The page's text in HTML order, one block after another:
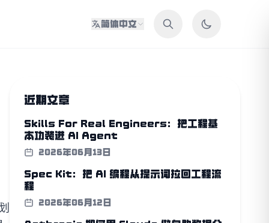
简体中文
近期文章
Skills For Real Engineers：把工程基
本功装进 AI Agent
2026年06月13日
Spec Kit：把 AI 编程从提示词拉回工程流
程
2026年06月12日